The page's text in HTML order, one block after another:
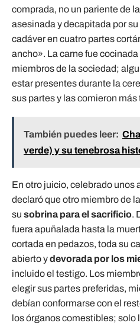
comprada, no un pariente de
asesinada y decapitada por
cadáver en cuatro partes
ancho». La carne fue
miembros de la sociedad;
estar presentes durante la
sus partes y las comieron más
También puedes leer:
verde) y su tenebrosa
En otro juicio, celebrado unos
declaró que otro miembro de
su sobrina para el sacrificio.
fuera apuñalada hasta la
cortada en pedazos, toda su
abierto ydevorada por los
incluido el testigo. Los
elegir sus partes preferidas,
debían conformarse con el
los órganos comestibles; solo